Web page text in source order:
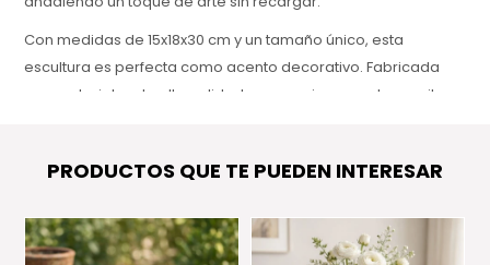
Con medidas de 15x18x30 cm y un tamaño único, esta
escultura es perfecta como acento decorativo. Fabricada
con materiales de alta calidad, es una pieza que transmite
PRODUCTOS QUE TE PUEDEN INTERESAR